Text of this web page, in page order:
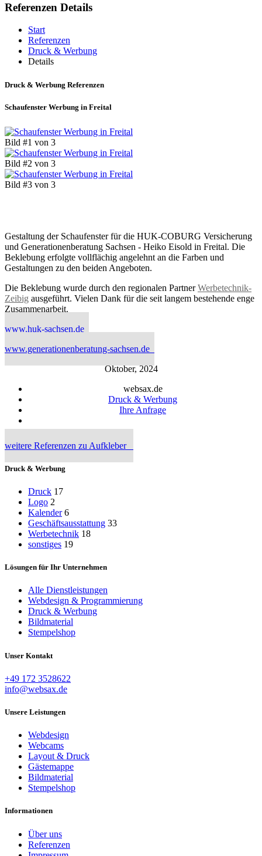
Referenzen Details
Start
Referenzen
Druck & Werbung
Details
Druck & Werbung Referenzen
Schaufenster Werbung in Freital
Bild #1 von 3
Bild #2 von 3
Bild #3 von 3
Gestaltung der Schaufenster für die HUK-COBURG Versicherung
und Generationenberatung Sachsen - Heiko Eisold in Freital. Die
Beklebung erfolgte vollflächig angelehnt an die Farben und
Gestaltungen zu den beiden Angeboten.
Die Beklebung wurde durch den regionalen PartnerWerbetechnik-
Zeibig ausgeführt. Vielen Dank für die seit langem bestehende enge
Zusammenarbeit.
www.huk-sachsen.de
www.generationenberatung-sachsen.de
Oktober, 2024
websax.de
Druck & Werbung
Ihre Anfrage
weitere Referenzen zu Aufkleber
Druck & Werbung
Druck 17
Logo 2
Kalender 6
Geschäftsausstattung 33
Werbetechnik 18
sonstiges 19
Lösungen für Ihr Unternehmen
Alle Dienstleistungen
Webdesign & Programmierung
Druck & Werbung
Bildmaterial
Stempelshop
Unser Kontakt
+49 172 3528622
info@websax.de
Unsere Leistungen
Webdesign
Webcams
Layout & Druck
Gästemappe
Bildmaterial
Stempelshop
Informationen
Über uns
Referenzen